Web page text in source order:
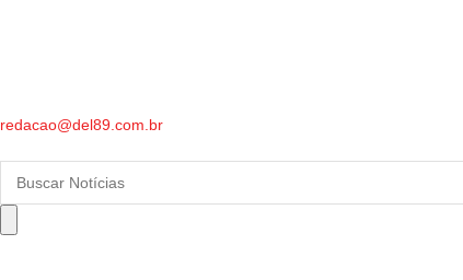
redacao@del89.com.br